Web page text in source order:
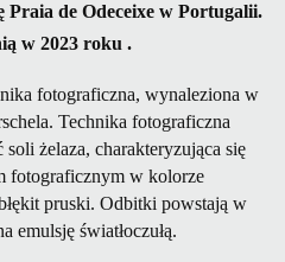
Praia de Odeceixe w Portugalii.
w 2023 roku .
fotograficzna, wynaleziona w
Technika fotograficzna
soli żelaza, charakteryzująca się
fotograficznym w kolorze
pruski. Odbitki powstają w
emulsję światłoczułą.